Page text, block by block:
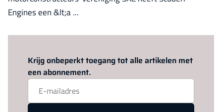
Engines een &lt;a ...
Krijg onbeperkt toegang tot alle artikelen met
een abonnement.